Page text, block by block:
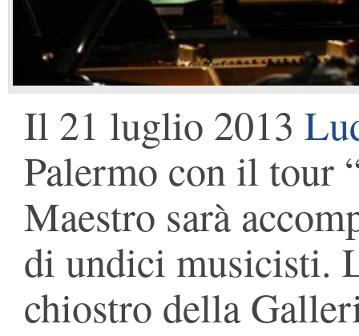
Il 21 luglio 2013
Palermo con il tour
Maestro sarà
di undici musicisti.
chiostro della